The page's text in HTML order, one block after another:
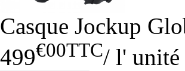
Casque Jockup
499€00TTC/ l' unité